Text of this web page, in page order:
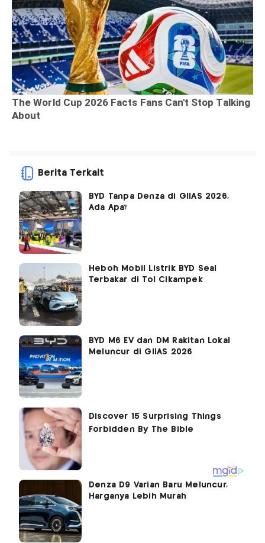
Berita Terkait
BYD Tanpa Denza di GIIAS 2026,
Ada Apa?
Heboh Mobil Listrik BYD Seal
Terbakar di Tol Cikampek
BYD M6 EV dan DM Rakitan Lokal
Meluncur di GIIAS 2026
Denza D9 Varian Baru Meluncur,
Harganya Lebih Murah